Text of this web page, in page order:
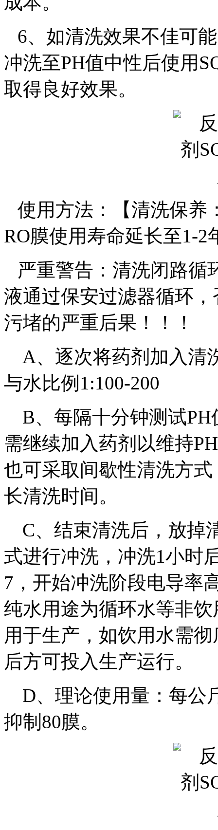
6、如清洗效果不佳可
冲洗至PH值中性后使用
取得良好效果。
使用方法：【清洗保养
RO膜使用寿命延长至1-2
严重警告：清洗闭路循
液通过保安过滤器循环
污堵的严重后果！！！
A、逐次将药剂加入清
与水比例 1:100-200
B、每隔十分钟测试PH
需继续加入药剂以维持PH
也可采取间歇性清洗方
长清洗时间。
C、结束清洗后，放掉
式进行冲洗，冲洗1小时
7 ，开始冲洗阶段电导率
纯水用途为循环水等非
用于生产，如饮用水需
后方可投入生产运行。
D、理论使用量：每公
抑制 80膜。